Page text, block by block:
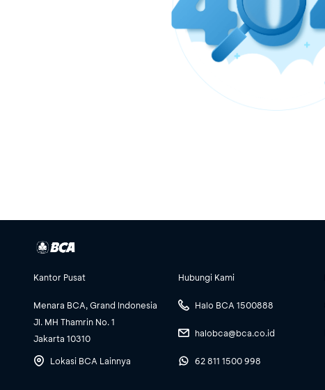
Kantor Pusat
Menara BCA, Grand Indonesia
Jl. MH Thamrin No. 1
Jakarta 10310
Lokasi BCA Lainnya
Hubungi Kami
Halo BCA 1500888
halobca@bca.co.id
62 811 1500 998